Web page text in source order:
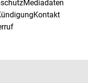
Mediadaten
Kontakt